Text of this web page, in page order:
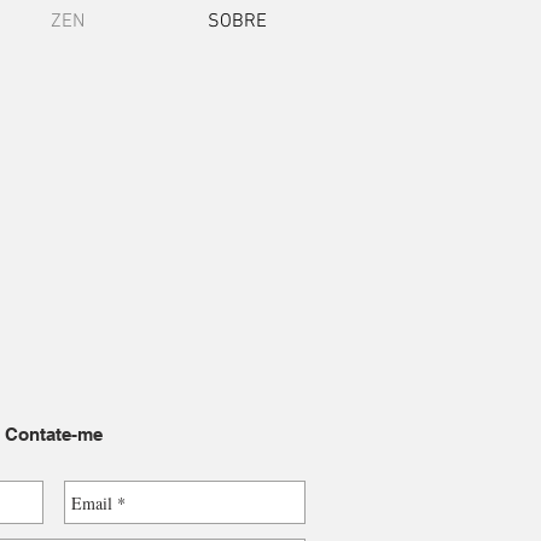
ZEN SOBRE
Contate-me